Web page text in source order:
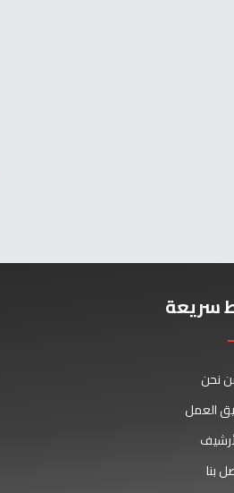
سريعة
نحن
العمل
بنا